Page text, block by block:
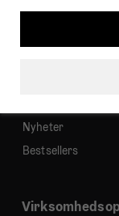
Nyheter
Bestsellers